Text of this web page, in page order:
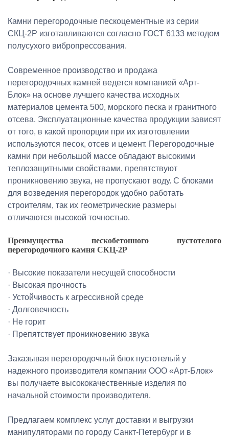
Камни перегородочные пескоцементные из серии
СКЦ-2Р изготавливаются согласно ГОСТ 6133 методом
полусухого вибропрессования.
Современное производство и продажа
перегородочных камней ведется компанией «Арт-
Блок» на основе лучшего качества исходных
материалов цемента 500, морского песка и гранитного
отсева. Эксплуатационные качества продукции зависят
от того, в какой пропорции при их изготовлении
используются песок, отсев и цемент. Перегородочные
камни при небольшой массе обладают высокими
теплозащитными свойствами, препятствуют
проникновению звука, не пропускают воду. С блоками
для возведения перегородок удобно работать
строителям, так их геометрические размеры
отличаются высокой точностью.
Преимущества пескобетонного пустотелого
перегородочного камня СКЦ-2Р
· Высокие показатели несущей способности
· Высокая прочность
· Устойчивость к агрессивной среде
· Долговечность
· Не горит
· Препятствует проникновению звука
Заказывая перегородочный блок пустотелый у
надежного производителя компании ООО «Арт-Блок»
вы получаете высококачественные изделия по
начальной стоимости производителя.
Предлагаем комплекс услуг доставки и выгрузки
манипуляторами по городу Санкт-Петербург и в